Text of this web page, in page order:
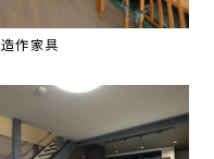
造作家具